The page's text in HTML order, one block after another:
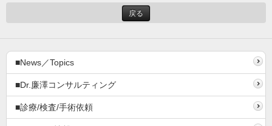
戻る
■News／Topics
■Dr.廉澤コンサルティング
■診療/検査/手術依頼